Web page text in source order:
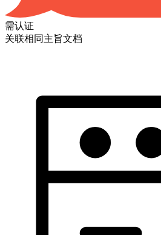
需认证
关联相同主旨文档